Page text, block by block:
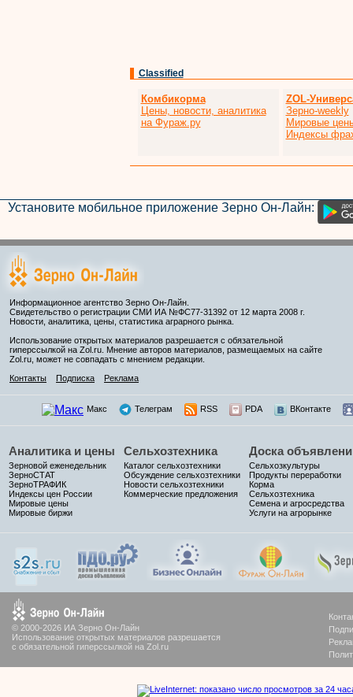
Classified
Комбикорма
Цены, новости, аналитика
на Фураж.ру
ZOL-
Зерно-weekly
Мировые
Индексы
Установите мобильное приложение Зерно Он-Лайн:
Информационное агентство Зерно Он-Лайн.
Свидетельство о регистрации СМИ ИА №ФС77-31392 от 12 марта 2008 г.
Новости, аналитика, цены, статистика аграрного рынка.
Использование открытых материалов разрешается с обязательной
гиперссылкой на Zol.ru. Мнение авторов материалов, размещаемых на сайте
Zol.ru, может не совпадать с мнением редакции.
Контакты
Подписка Реклама
Макс Телеграм RSS PDA ВКонтакте
Аналитика и цены
Зерновой еженедельник
ЗерноСТАТ
ЗерноТРАФИК
Индексы цен России
Мировые цены
Мировые биржи
Сельхозтехника
Каталог сельхозтехники
Обсуждение сельхозтехники
Новости сельхозтехники
Коммерческие предложения
Доска
Сельхозкультуры
Продукты переработки
Корма
Сельхозтехника
Семена и агросредства
Услуги на агрорынке
© 2000-2026 ИА Зерно Он-Лайн
Использование открытых материалов разрешается
с обязательной гиперссылкой на Zol.ru